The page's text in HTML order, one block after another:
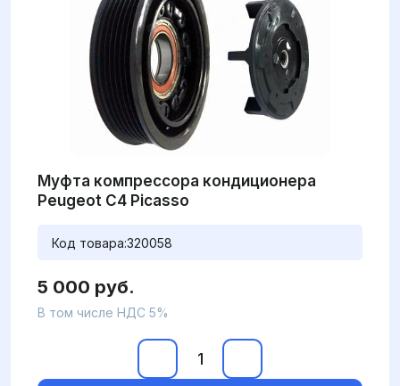
Муфта компрессора кондиционера
Peugeot C4 Picasso
Код товара:320058
5 000 руб.
В том числе НДС 5%